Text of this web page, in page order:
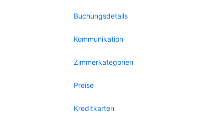
Buchungsdetails
Kommunikation
Zimmerkategorien
Preise
Kreditkarten